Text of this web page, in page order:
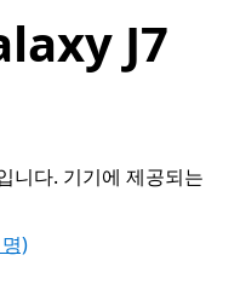
J7
니다. 기기에 제공되는
)